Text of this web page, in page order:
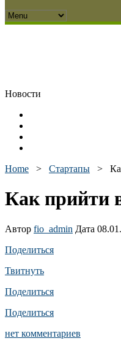
Новости
Home > Стартапы >
Как прийти
Автор fio_admin Дата
Поделиться
Твитнуть
Поделиться
Поделиться
нет комментариев